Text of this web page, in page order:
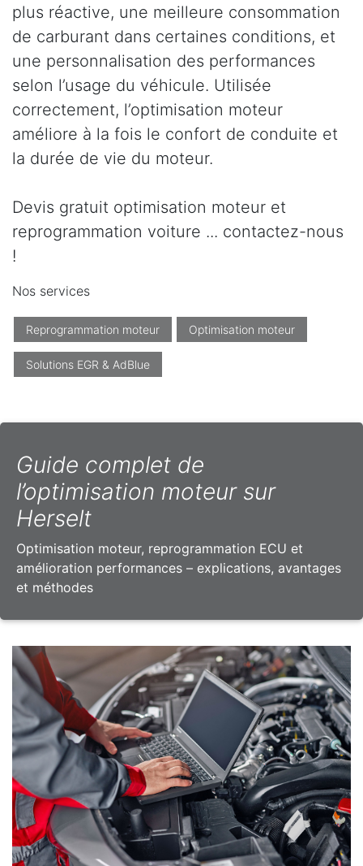
plus réactive, une meilleure consommation
de carburant dans certaines conditions, et
une personnalisation des performances
selon l’usage du véhicule. Utilisée
correctement, l’optimisation moteur
améliore à la fois le confort de conduite et
la durée de vie du moteur.
Devis gratuit optimisation moteur et
reprogrammation voiture ... contactez-nous
!
Nos services
Reprogrammation moteur Optimisation moteur
Solutions EGR & AdBlue
Guide complet de
l’optimisation moteur sur
Herselt
Optimisation moteur, reprogrammation ECU et
amélioration performances – explications, avantages
et méthodes